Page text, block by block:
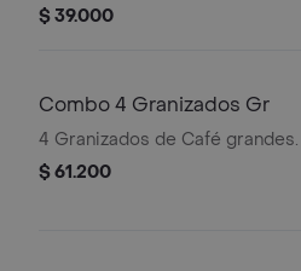
$ 39.000
Combo 4 Granizados Gr
4 Granizados de Café grandes.
$ 61.200